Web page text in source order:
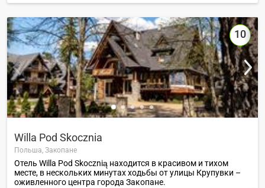
10
Willa Pod Skoczniа
Польша, Закопане
Отель Willa Pod Skocznią находится в красивом и тихом
месте, в нескольких минутах ходьбы от улицы Крупувки –
оживленного центра города Закопане.